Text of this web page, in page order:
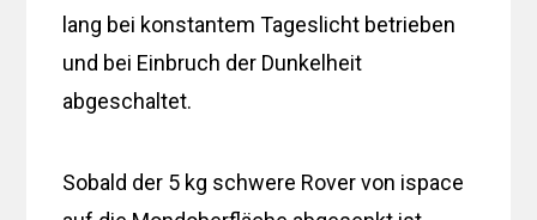
lang bei konstantem Tageslicht betrieben
und bei Einbruch der Dunkelheit
abgeschaltet.
Sobald der 5 kg schwere Rover von ispace